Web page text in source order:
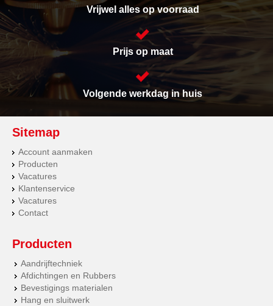
Vrijwel alles op voorraad
Prijs op maat
Volgende werkdag in huis
Sitemap
Account aanmaken
Producten
Vacatures
Klantenservice
Vacatures
Contact
Producten
Aandrijftechniek
Afdichtingen en Rubbers
Bevestigings materialen
Hang en sluitwerk